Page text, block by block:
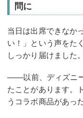
問に
当日は出席できなか
い！」という声をた
しっかり届けました。
───以前、ディズニ
たことがあります。
うコラボ商品があっ